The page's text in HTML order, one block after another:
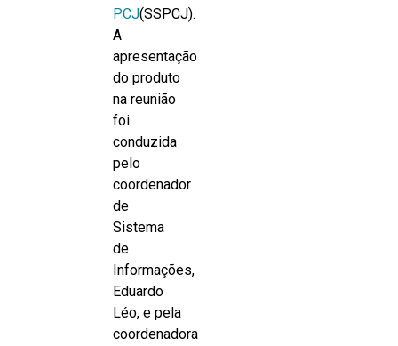
PCJ(SSPCJ).
A
apresentação
do produto
na reunião
foi
conduzida
pelo
coordenador
de
Sistema
de
Informações,
Eduardo
Léo, e pela
coordenadora